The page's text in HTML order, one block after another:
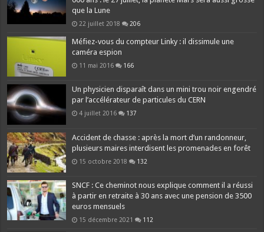
que la Lune
22 juillet 2018 206
Méfiez-vous du compteur Linky : il dissimule une
caméra espion
11 mai 2016 166
Un physicien disparaît dans un mini trou noir engendré
par l’accélérateur de particules du CERN
4 juillet 2016 137
Accident de chasse : après la mort d’un randonneur,
plusieurs maires interdisent les promenades en forêt
15 octobre 2018 132
SNCF : Ce cheminot nous explique comment il a réussi
à partir en retraite à 30 ans avec une pension de 3500
euros mensuels
15 décembre 2021 112